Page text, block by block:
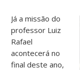
Já a missão do
professor Luiz
Rafael
acontecerá no
final deste ano,